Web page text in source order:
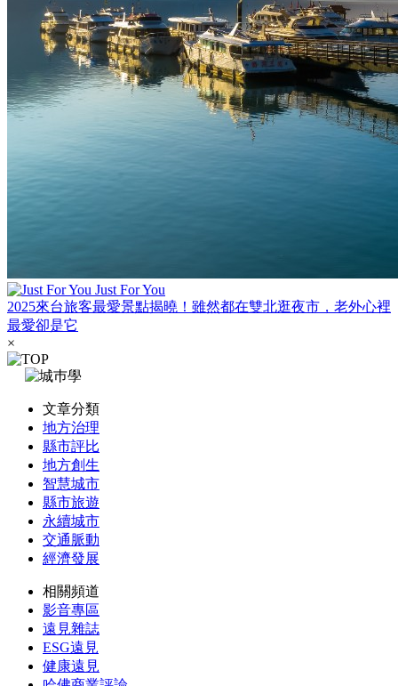
Just For You
2025來台旅客最愛景點揭曉！雖然都在雙北逛夜市，老外心裡
最愛卻是它
×
文章分類
地方治理
縣市評比
地方創生
智慧城市
縣市旅遊
永續城市
交通脈動
經濟發展
相關頻道
影音專區
遠見雜誌
ESG遠見
健康遠見